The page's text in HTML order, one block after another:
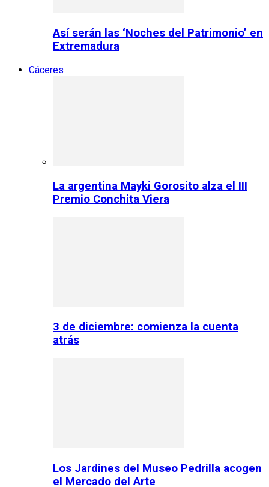
Así serán las ‘Noches del Patrimonio’ en
Extremadura
Cáceres
La argentina Mayki Gorosito alza el III
Premio Conchita Viera
3 de diciembre: comienza la cuenta
atrás
Los Jardines del Museo Pedrilla acogen
el Mercado del Arte